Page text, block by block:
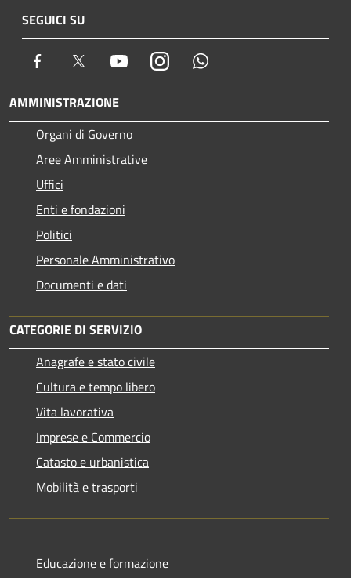
SEGUICI SU
Facebook Twitter YoutubeInstagram
AMMINISTRAZIONE
Organi di Governo
Aree Amministrative
Uffici
Enti e fondazioni
Politici
Personale Amministrativo
Documenti e dati
CATEGORIE DI SERVIZIO
Anagrafe e stato civile
Cultura e tempo libero
Vita lavorativa
Imprese e Commercio
Catasto e urbanistica
Mobilità e trasporti
Educazione e formazione